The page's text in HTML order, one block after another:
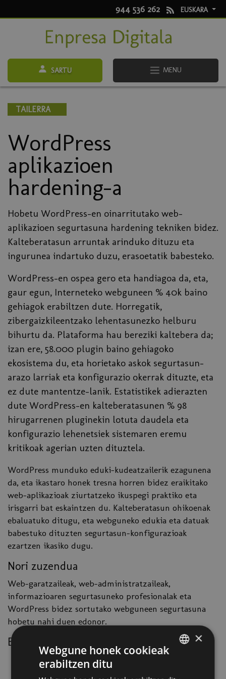
944 536 262 EUSKARA
SARTU MENU
TAILERRA
WordPress
aplikazioen
hardening-a
Hobetu WordPress-en oinarritutako web-
aplikazioen segurtasuna hardening tekniken bidez.
Kalteberatasun arruntak arinduko dituzu eta
ingurunea indartuko duzu, erasoetatik babesteko.
WordPress-en ospea gero eta handiagoa da, eta,
gaur egun, Interneteko webguneen % 40k baino
gehiagok erabiltzen dute. Horregatik,
zibergaizkileentzako lehentasunezko helburu
bihurtu da. Plataforma hau bereziki kaltebera da;
izan ere, 58.000 plugin baino gehiagoko
ekosistema du, eta horietako askok segurtasun-
arazo larriak eta konfigurazio okerrak dituzte, eta
ez dute mantentze-lanik. Estatistikek adierazten
dute WordPress-en kalteberatasunen % 98
hirugarrenen pluginekin lotuta daudela eta
konfigurazio lehenetsiek sistemaren eremu
kritikoak agerian uzten dituztela.
WordPress munduko eduki-kudeatzailerik ezagunena
da, eta ikastaro honek tresna horren bidez eraikitako
web-aplikazioak ziurtatzeko ikuspegi praktiko eta
irisgarri bat eskaintzen du. Kalteberatasun ohikoenak
ebaluatuko ditugu, eta webguneko edukia eta datuak
babestuko dituzten segurtasun-konfigurazioak
ezartzen ikasiko dugu.
Nori zuzendua
Web-garatzaileak, web-administratzaileak,
informazioaren segurtasuneko profesionalak eta
WordPress bidez sortutako webguneen segurtasuna
hobetu nahi duen edonor.
Eskakizunak
WordPress-en oinarriak ezagutzea
×
Webgune honek cookieak
erabiltzen ditu